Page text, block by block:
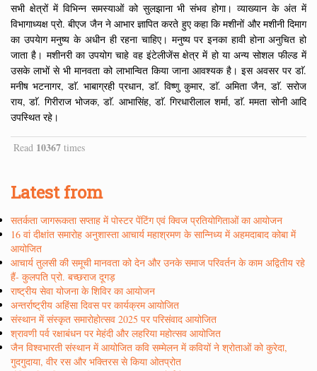
सभी क्षेत्रों में विभिन्न समस्याओं को सुलझाना भी संभव होगा। व्याख्यान के अंत में
विभागाध्यक्ष प्रो. बीएज जैन ने आभार ज्ञापित करते हुए कहा कि मशीनों और मशीनी दिमाग
का उपयेाग मनुष्य के अधीन ही रहना चाहिए। मनुष्य पर इनका हावी होना अनुचित हो
जाता है। मशीनरी का उपयोग चाहे वह इंटेलीजेंस क्षेत्र में हो या अन्य सोशल फील्ड में
उसके लाभों से भी मानवता को लाभान्वित किया जाना आवश्यक है। इस अवसर पर डाॅ.
मनीष भटनागर, डाॅ. भाबाग्रही प्रधान, डाॅ. विष्णु कुमार, डाॅ. अमिता जैन, डाॅ. सरोज
राय, डाॅ. गिरीराज भोजक, डाॅ. आभासिंह, डाॅ. गिरधारीलाल शर्मा, डाॅ. ममता सोनी आदि
उपस्थित रहे।
Read 10367 times
Latest from
सतर्कता जागरूकता सप्ताह में पोस्टर पेंटिंग एवं क्विज प्रतियोगिताओं का आयोजन
16 वां दीक्षांत समारोह अनुशास्ता आचार्य महाश्रमण के सान्निध्य में अहमदाबाद कोबा में
आयोजित
आचार्य तुलसी की समूची मानवता को देन और उनके समाज परिवर्तन के काम अद्वितीय रहे
हैं- कुलपति प्रो. बच्छराज दूगड़
राष्ट्रीय सेवा योजना के शिविर का आयोजन
अन्तर्राष्ट्रीय अहिंसा दिवस पर कार्यक्रम आयोजित
संस्थान में संस्कृत समारोहोत्सव 2025 पर परिसंवाद आयोजित
श्रावणी पर्व रक्षाबंधन पर मेहंदी और लहरिया महोत्सव आयोजित
जैन विश्वभारती संस्थान में आयोजित कवि सम्मेलन में कवियों ने श्रोताओं को कुरेदा,
गुदगुदाया, वीर रस और भक्तिरस से किया ओतप्रोत